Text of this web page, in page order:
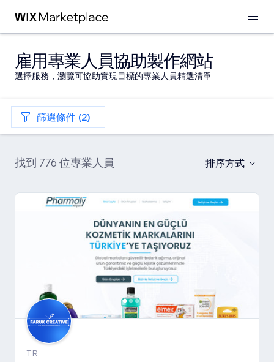
雇用專業人員協助製作網站
選擇服務，瀏覽可協助實現目標的專業人員精選清單
篩選條件 (2)
找到 776 位專業人員 排序方式
TR